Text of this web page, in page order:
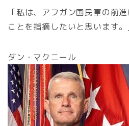
「私は、アフガン国民軍の前
ことを指摘したいと思います。
ダン・マクニール